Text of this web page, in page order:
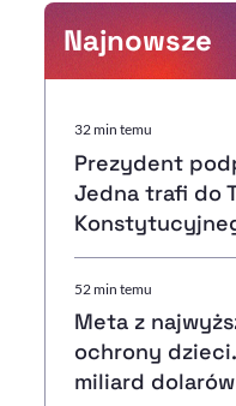
Najnowsze
32 min temu
Prezydent
Jedna trafi do
52 min temu
Meta z
ochrony
miliard dolarów